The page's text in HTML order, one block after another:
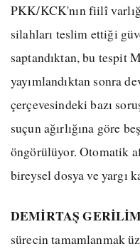
PKK/KCK'nın fiilî
silahları teslim ettiği
saptandıktan, bu tespit
yayımlandıktan sonra
çerçevesindeki bazı
suçun ağırlığına göre
öngörülüyor. Otomatik
bireysel dosya ve yargı
DEMİRTAŞ
sürecin tamamlanmak